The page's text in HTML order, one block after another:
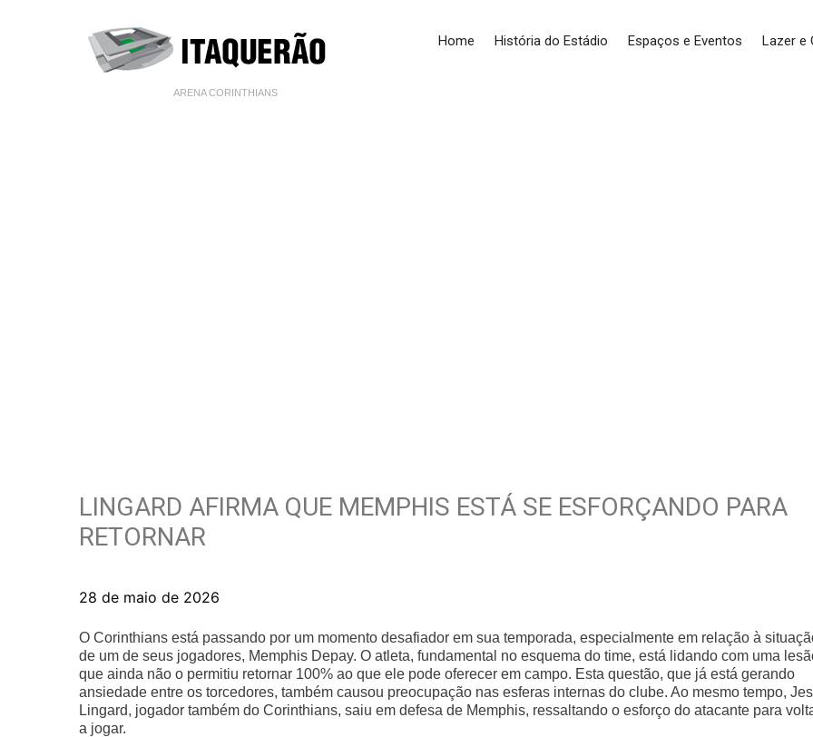
ARENA CORINTHIANS
Home História do Estádio Espaços e Eventos Lazer e
LINGARD AFIRMA QUE MEMPHIS ESTÁ SE ESFORÇANDO PARA
RETORNAR
28 de maio de 2026
O Corinthians está passando por um momento desafiador em sua temporada, especialmente em relação à
de um de seus jogadores, Memphis Depay. O atleta, fundamental no esquema do time, está lidando com uma
que ainda não o permitiu retornar 100% ao que ele pode oferecer em campo. Esta questão, que já está gerando
ansiedade entre os torcedores, também causou preocupação nas esferas internas do clube. Ao mesmo tempo,
Lingard, jogador também do Corinthians, saiu em defesa de Memphis, ressaltando o esforço do atacante para
a jogar.